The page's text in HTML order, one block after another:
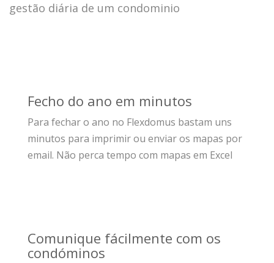
gestão diária de um condominio
Fecho do ano em minutos
Para fechar o ano no Flexdomus bastam uns
minutos para imprimir ou enviar os mapas por
email. Não perca tempo com mapas em Excel
Comunique fácilmente com os
condóminos